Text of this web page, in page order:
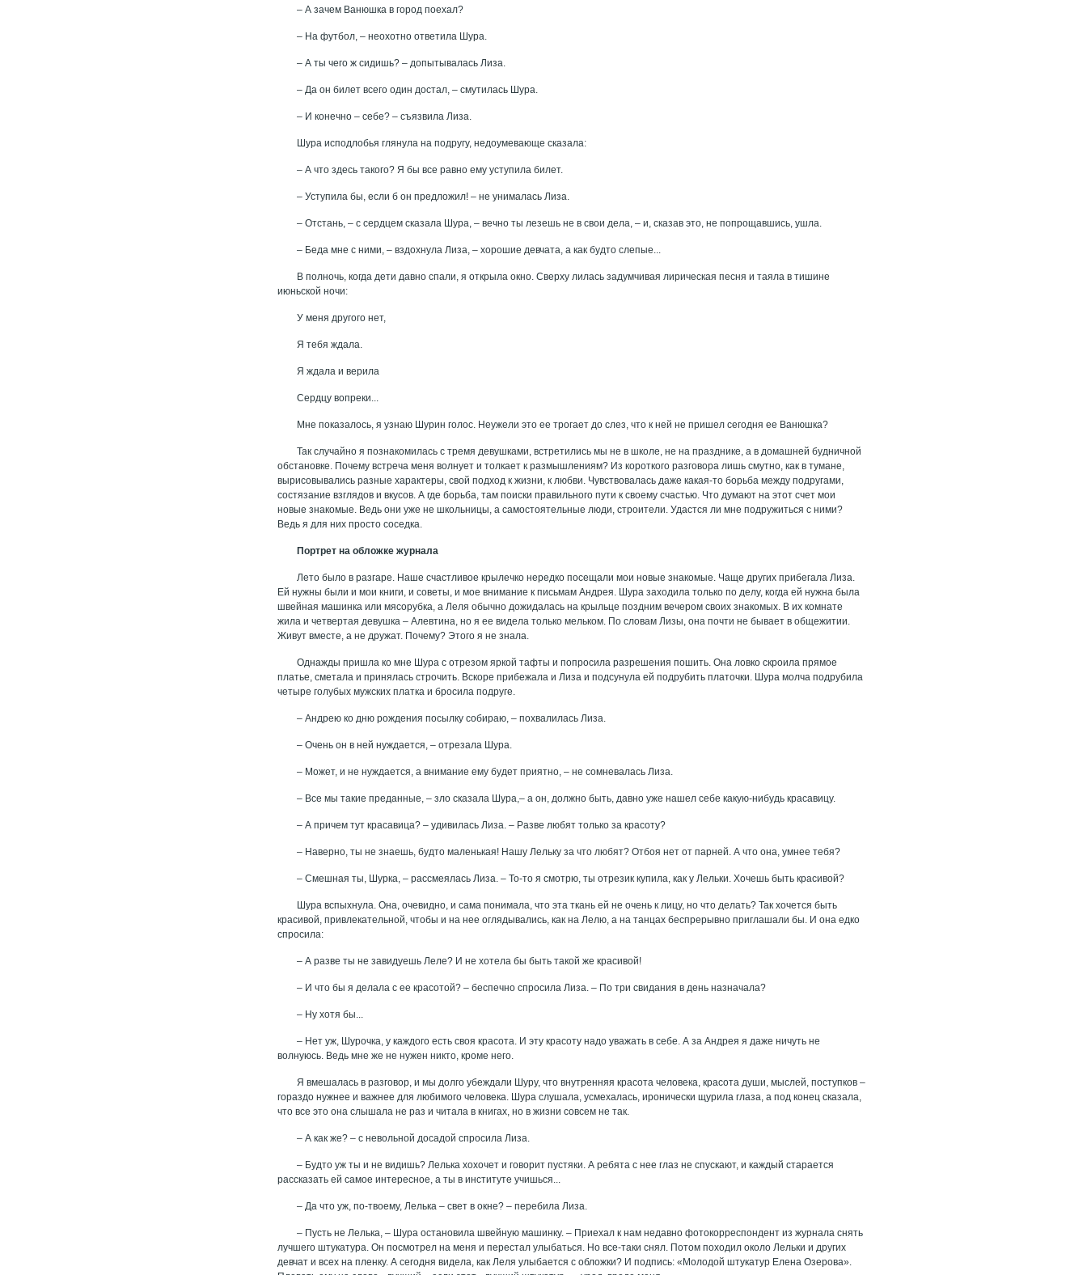
– А зачем Ванюшка в город поехал?
– На футбол, – неохотно ответила Шура.
– А ты чего ж сидишь? – допытывалась Лиза.
– Да он билет всего один достал, – смутилась Шура.
– И конечно – себе? – съязвила Лиза.
Шура исподлобья глянула на подругу, недоумевающе сказала:
– А что здесь такого? Я бы все равно ему уступила билет.
– Уступила бы, если б он предложил! – не унималась Лиза.
– Отстань, – с сердцем сказала Шура, – вечно ты лезешь не в свои дела, – и, сказав это, не попрощавшись, ушла.
– Беда мне с ними, – вздохнула Лиза, – хорошие девчата, а как будто слепые...
В полночь, когда дети давно спали, я открыла окно. Сверху лилась задумчивая лирическая песня и таяла в тишине
июньской ночи:
У меня другого нет,
Я тебя ждала.
Я ждала и верила
Сердцу вопреки...
Мне показалось, я узнаю Шурин голос. Неужели это ее трогает до слез, что к ней не пришел сегодня ее Ванюшка?
Так случайно я познакомилась с тремя девушками, встретились мы не в школе, не на празднике, а в домашней будничной
обстановке. Почему встреча меня волнует и толкает к размышлениям? Из короткого разговора лишь смутно, как в тумане,
вырисовывались разные характеры, свой подход к жизни, к любви. Чувствовалась даже какая-то борьба между подругами,
состязание взглядов и вкусов. А где борьба, там поиски правильного пути к своему счастью. Что думают на этот счет мои
новые знакомые. Ведь они уже не школьницы, а самостоятельные люди, строители. Удастся ли мне подружиться с ними?
Ведь я для них просто соседка.
Портрет на обложке журнала
Лето было в разгаре. Наше счастливое крылечко нередко посещали мои новые знакомые. Чаще других прибегала Лиза.
Ей нужны были и мои книги, и советы, и мое внимание к письмам Андрея. Шура заходила только по делу, когда ей нужна была
швейная машинка или мясорубка, а Леля обычно дожидалась на крыльце поздним вечером своих знакомых. В их комнате
жила и четвертая девушка – Алевтина, но я ее видела только мельком. По словам Лизы, она почти не бывает в общежитии.
Живут вместе, а не дружат. Почему? Этого я не знала.
Однажды пришла ко мне Шура с отрезом яркой тафты и попросила разрешения пошить. Она ловко скроила прямое
платье, сметала и принялась строчить. Вскоре прибежала и Лиза и подсунула ей подрубить платочки. Шура молча подрубила
четыре голубых мужских платка и бросила подруге.
– Андрею ко дню рождения посылку собираю, – похвалилась Лиза.
– Очень он в ней нуждается, – отрезала Шура.
– Может, и не нуждается, а внимание ему будет приятно, – не сомневалась Лиза.
– Все мы такие преданные, – зло сказала Шура,– а он, должно быть, давно уже нашел себе какую-нибудь красавицу.
– А причем тут красавица? – удивилась Лиза. – Разве любят только за красоту?
– Наверно, ты не знаешь, будто маленькая! Нашу Лельку за что любят? Отбоя нет от парней. А что она, умнее тебя?
– Смешная ты, Шурка, – рассмеялась Лиза. – То-то я смотрю, ты отрезик купила, как у Лельки. Хочешь быть красивой?
Шура вспыхнула. Она, очевидно, и сама понимала, что эта ткань ей не очень к лицу, но что делать? Так хочется быть
красивой, привлекательной, чтобы и на нее оглядывались, как на Лелю, а на танцах беспрерывно приглашали бы. И она едко
спросила:
– А разве ты не завидуешь Леле? И не хотела бы быть такой же красивой!
– И что бы я делала с ее красотой? – беспечно спросила Лиза. – По три свидания в день назначала?
– Ну хотя бы...
– Нет уж, Шурочка, у каждого есть своя красота. И эту красоту надо уважать в себе. А за Андрея я даже ничуть не
волнуюсь. Ведь мне же не нужен никто, кроме него.
Я вмешалась в разговор, и мы долго убеждали Шуру, что внутренняя красота человека, красота души, мыслей, поступков –
гораздо нужнее и важнее для любимого человека. Шура слушала, усмехалась, иронически щурила глаза, а под конец сказала,
что все это она слышала не раз и читала в книгах, но в жизни совсем не так.
– А как же? – с невольной досадой спросила Лиза.
– Будто уж ты и не видишь? Лелька хохочет и говорит пустяки. А ребята с нее глаз не спускают, и каждый старается
рассказать ей самое интересное, а ты в институте учишься...
– Да что уж, по-твоему, Лелька – свет в окне? – перебила Лиза.
– Пусть не Лелька, – Шура остановила швейную машинку. – Приехал к нам недавно фотокорреспондент из журнала снять
лучшего штукатура. Он посмотрел на меня и перестал улыбаться. Но все-таки снял. Потом походил около Лельки и других
девчат и всех на пленку. А сегодня видела, как Леля улыбается с обложки? И подпись: «Молодой штукатур Елена Озерова».